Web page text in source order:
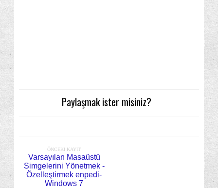
Paylaşmak ister misiniz?
ÖNCEKI KAYIT
Varsayılan Masaüstü
Simgelerini Yönetmek -
Özelleştirmek enpedi-
Windows 7